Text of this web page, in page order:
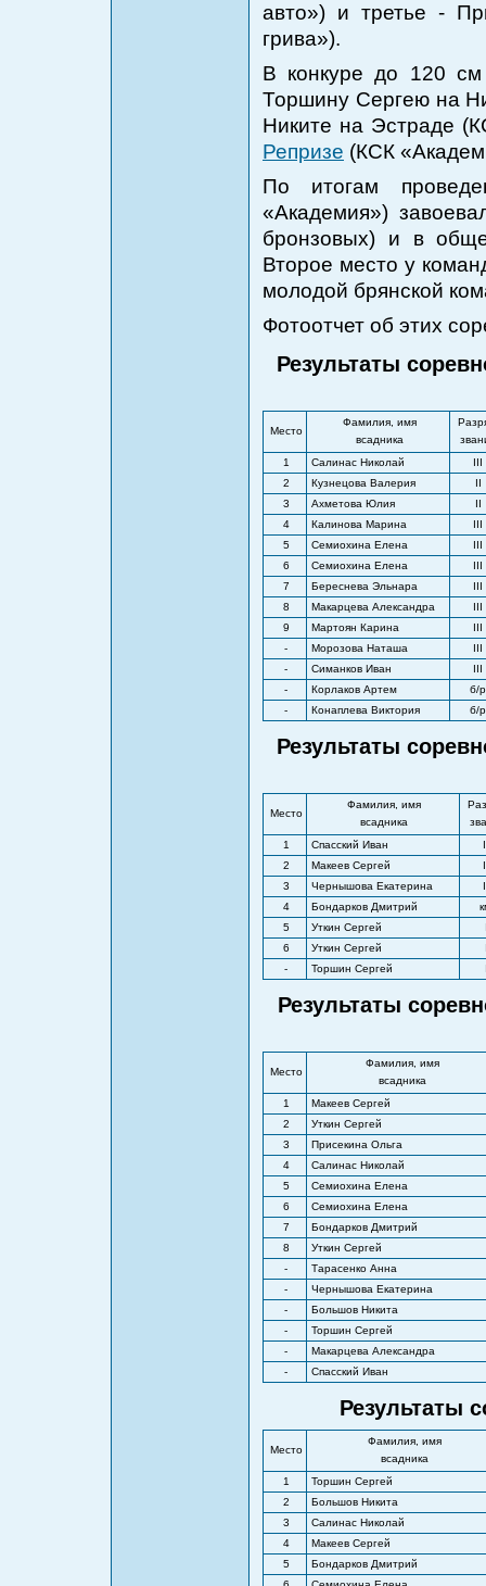
авто») и третье -
грива»).
В конкуре до 120 см
Торшину Сергею на
Никите на Эстраде
Репризе (КСК
По итогам
«Академия»)
бронзовых) и в
Второе место у
молодой брянской
Фотоотчет об этих
Результаты
Место
Фамилия, имя
всадника
1
Салинас Николай
III
2
Кузнецова Валерия
II
3
Ахметова Юлия
II
4
Калинова Марина
III
5
Семиохина Елена
III
6
Семиохина Елена
III
7
Береснева Эльнара
III
8
Макарцева Александра
III
9
Мартоян Карина
III
-
Морозова Наташа
III
-
Симанков Иван
III
-
Корлаков Артем
б/р
-
Конаплева Виктория б/р
Результаты
Место
Фамилия, имя
всадника
1
Спасский Иван
2
Макеев Сергей
3
Чернышова Екатерина
4
Бондарков Дмитрий
5
Уткин Сергей
6
Уткин Сергей
-
Торшин Сергей
Результаты
Место
Фамилия, имя
всадника
1
Макеев Сергей
2
Уткин Сергей
3
Присекина Ольга
4
Салинас Николай
5
Семиохина Елена
6
Семиохина Елена
7
Бондарков Дмитрий
8
Уткин Сергей
-
Тарасенко Анна
-
Чернышова Екатерина
-
Большов Никита
-
Торшин Сергей
-
Макарцева Александра
-
Спасский Иван
Результаты
Место
Фамилия, имя
всадника
1
Торшин Сергей
2
Большов Никита
3
Салинас Николай
4
Макеев Сергей
5
Бондарков Дмитрий